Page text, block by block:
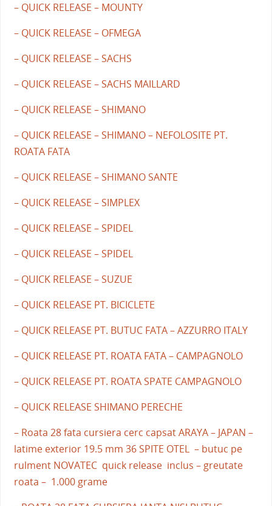
– QUICK RELEASE – MOUNTY
– QUICK RELEASE – OFMEGA
– QUICK RELEASE – SACHS
– QUICK RELEASE – SACHS MAILLARD
– QUICK RELEASE – SHIMANO
– QUICK RELEASE – SHIMANO – NEFOLOSITE PT.
ROATA FATA
– QUICK RELEASE – SHIMANO SANTE
– QUICK RELEASE – SIMPLEX
– QUICK RELEASE – SPIDEL
– QUICK RELEASE – SPIDEL
– QUICK RELEASE – SUZUE
– QUICK RELEASE PT. BICICLETE
– QUICK RELEASE PT. BUTUC FATA – AZZURRO ITALY
– QUICK RELEASE PT. ROATA FATA – CAMPAGNOLO
– QUICK RELEASE PT. ROATA SPATE CAMPAGNOLO
– QUICK RELEASE SHIMANO PERECHE
– Roata 28 fata cursiera cerc capsat ARAYA – JAPAN –
latime exterior 19.5 mm 36 SPITE OTEL – butuc pe
rulment NOVATEC quick release inclus – greutate
roata – 1.000 grame